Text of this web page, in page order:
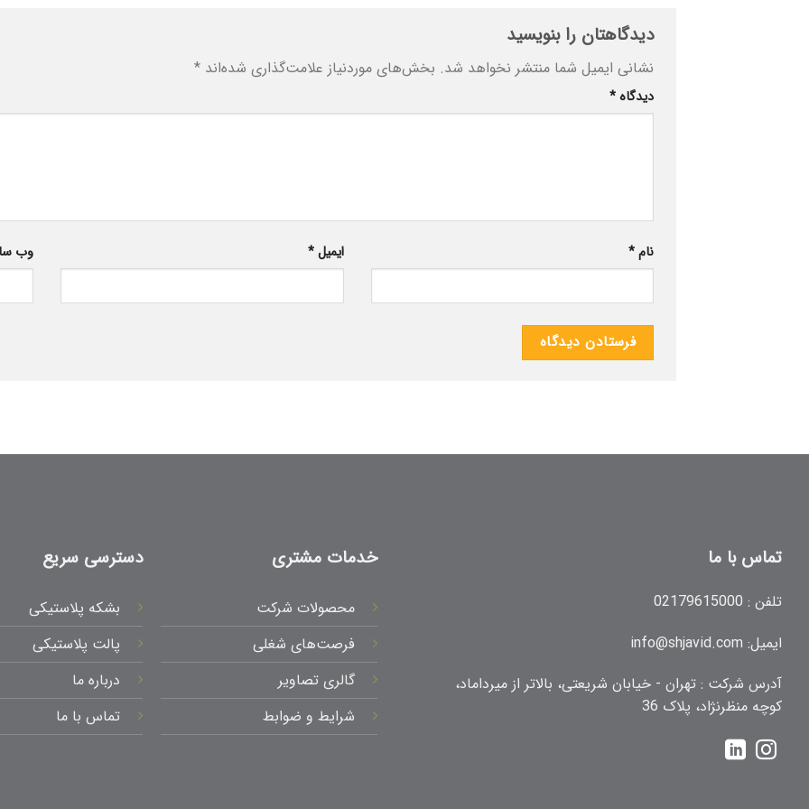
دیدگاهتان را بنویسید
نشانی ایمیل شما منتشر نخواهد شد. بخش‌های موردنیاز علامت‌گذاری شده‌اند *
دیدگاه*
نام* ایمیل* وب‌
تماس با ما
تلفن : 02179615000
ایمیل: info@shjavid.com
آدرس شرکت : تهران - خیابان شریعتی، بالاتر از میرداماد،
کوچه منظرنژاد، پلاک 36
خدمات مشتری
محصولات شرکت
فرصت‌های شغلی
گالری تصاویر
شرایط و ضوابط
دسترسی سریع
بشکه پلاستیکی
پالت پلاستیکی
درباره ما
تماس با ما